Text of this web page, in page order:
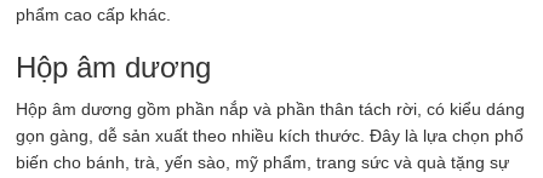
phẩm cao cấp khác.
Hộp âm dương
Hộp âm dương gồm phần nắp và phần thân tách rời, có kiểu dáng
gọn gàng, dễ sản xuất theo nhiều kích thước. Đây là lựa chọn phổ
biến cho bánh, trà, yến sào, mỹ phẩm, trang sức và quà tặng sự